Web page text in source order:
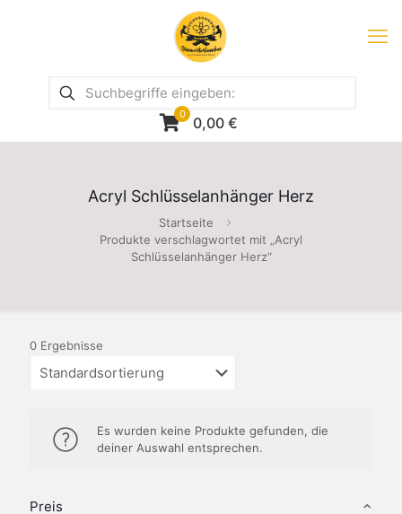
0 0,00 €
Acryl Schlüsselanhänger Herz
Startseite
Produkte verschlagwortet mit „Acryl
Schlüsselanhänger Herz“
Preis
0 Ergebnisse
Es wurden keine Produkte gefunden, die
deiner Auswahl entsprechen.